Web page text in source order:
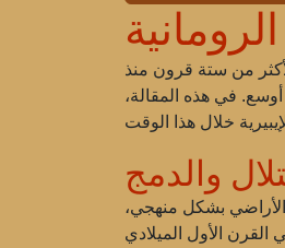
لأكثر من ستة قرون منذ
في هذه المقالة،
والدمج
في احتلال الأراضي بشكل منهجي،